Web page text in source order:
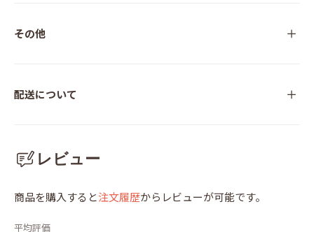
その他
配送について
レビュー
商品を購入すると注文履歴からレビューが可能です。
平均評価